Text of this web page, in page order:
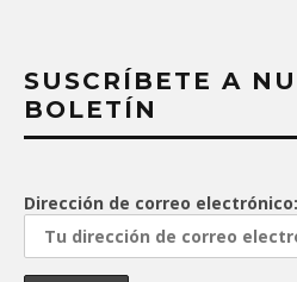
SUSCRÍBETE A
BOLETÍN
Dirección de correo electrónico: